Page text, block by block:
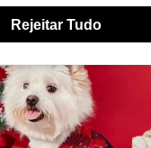
Rejeitar Tudo